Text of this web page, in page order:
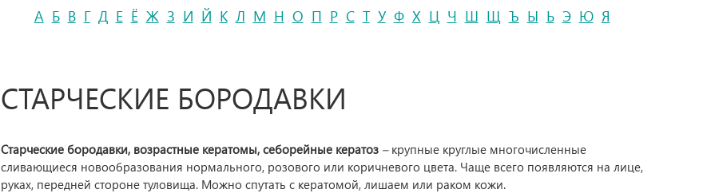
А Б В Г Д Е Ё Ж З И Й К Л М Н О П Р С Т У Ф Х Ц Ч Ш Щ Ъ Ы Ь Э Ю Я
СТАРЧЕСКИЕ БОРОДАВКИ
Старческие бородавки, возрастные кератомы, себорейные кератоз– крупные круглые многочисленные
сливающиеся новообразования нормального, розового или коричневого цвета. Чаще всего появляются на лице,
руках, передней стороне туловища. Можно спутать с кератомой, лишаем или раком кожи.